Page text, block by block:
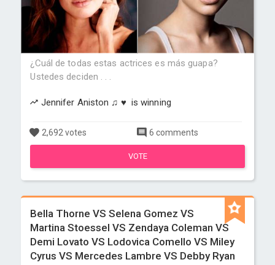
¿Cuál de todas estas actrices es más guapa?
Ustedes deciden . . .
Jennifer Aniston ♫ ♥ is winning
2,692 votes 6 comments
VOTE
Bella Thorne VS Selena Gomez VS
Martina Stoessel VS Zendaya Coleman VS
Demi Lovato VS Lodovica Comello VS Miley
Cyrus VS Mercedes Lambre VS Debby Ryan